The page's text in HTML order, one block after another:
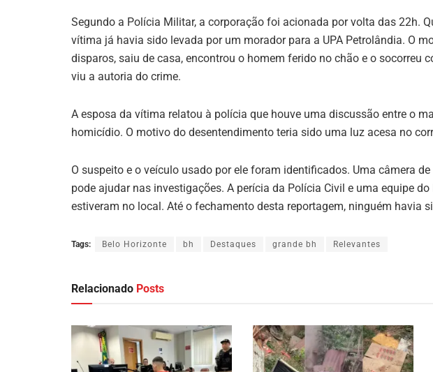
Segundo a Polícia Militar, a corporação foi acionada por volta das 22h.
vítima já havia sido levada por um morador para a UPA Petrolândia. O
disparos, saiu de casa, encontrou o homem ferido no chão e o socorreu
viu a autoria do crime.
A esposa da vítima relatou à polícia que houve uma discussão entre o
homicídio. O motivo do desentendimento teria sido uma luz acesa no
O suspeito e o veículo usado por ele foram identificados. Uma câmera
pode ajudar nas investigações. A perícia da Polícia Civil e uma equipe
estiveram no local. Até o fechamento desta reportagem, ninguém havia
Tags: Belo Horizonte bh Destaques grande bh Relevantes
Relacionado Posts